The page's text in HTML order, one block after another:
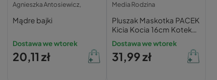
Agnieszka Antosiewicz,
Mądre bajki
Dostawa we wtorek
20,11 zł
Media Rodzina
Pluszak Maskotka PACEK
Kicia Kocia 16cm Kotek
Przytulanka 0+ Media
Rodzina
Dostawa we wtorek
31,99 zł